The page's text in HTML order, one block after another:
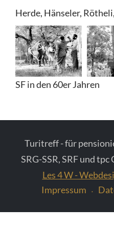
Herde, Hänseler,
SF in den 60er Jahren
Turitreff - für
SRG-SSR, SRF und
Les 4 W -
Impressum
Fotos vom Schweizer